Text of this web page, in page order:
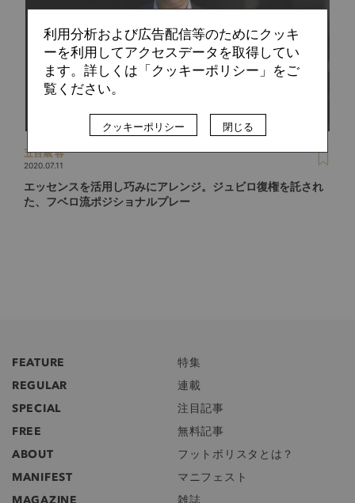
五百蔵 容
2020.07.11
エッセンスを活用し巧みにアレンジ。ジュビロ復権を託され
た、フベロ流ポジショナルプレー
FEATURE
特集
REGULAR
連載
SPECIAL
注目記事
FREE
無料記事
ABOUT
フットボリスタとは？
MANIFEST
マニフェスト
利用分析および広告配信等のためにクッキ
ーを利用してアクセスデータを取得してい
ます。詳しくは「クッキーポリシー」をご
覧ください。
クッキーポリシー 閉じる